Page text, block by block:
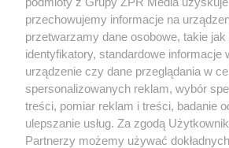
Jesień w Pepco! Stylowe
dodatki w świetnych
ZOBACZ WIĘCEJ
przechowujemy informacje na
przetwarzamy dane osobowe, takie jak
identyfikatory, standardowe informacje
urządzenie czy dane przeglądania w
spersonalizowanych reklam, wybór
treści, pomiar reklam i treści, badanie
ulepszanie usług. Za zgodą
Partnerzy możemy używać